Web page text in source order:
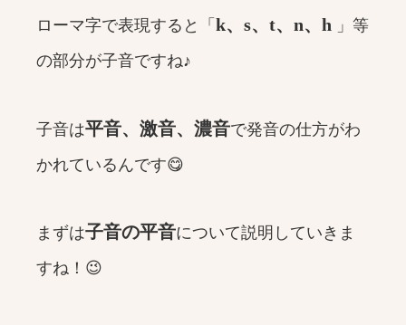
ローマ字で表現すると「 k、s、t、n、h 」等
の部分が子音ですね♪
子音は平音、激音、濃音で発音の仕方がわ
かれているんです😋
まずは子音の平音について説明していきま
すね！😉